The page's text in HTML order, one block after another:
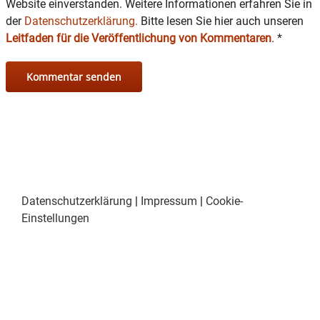
Website einverstanden. Weitere Informationen erfahren Sie in
der Datenschutzerklärung. Bitte lesen Sie hier auch unseren
Leitfaden für die Veröffentlichung von Kommentaren. *
Datenschutzerklärung | Impressum | Cookie-
Einstellungen